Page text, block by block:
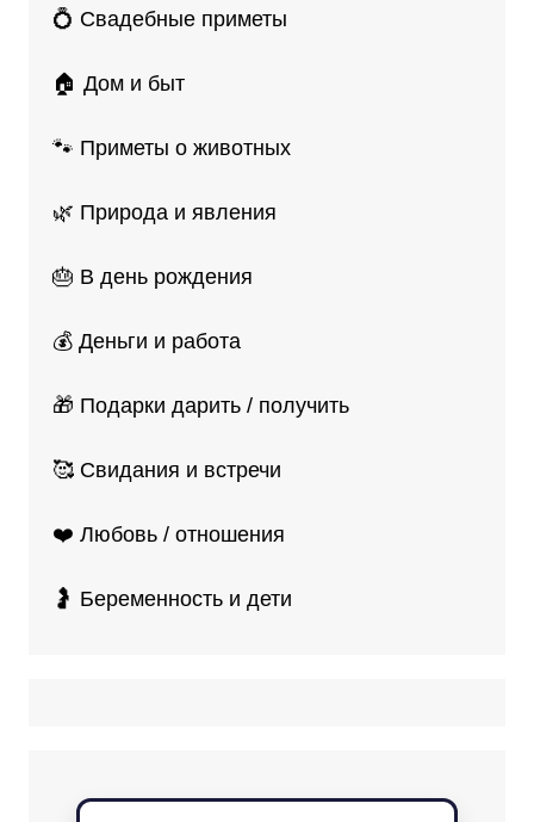
💍 Свадебные приметы
🏠 Дом и быт
🐾 Приметы о животных
🌿 Природа и явления
🎂 В день рождения
💰 Деньги и работа
🎁 Подарки дарить / получить
🥰 Свидания и встречи
❤️ Любовь / отношения
🤰 Беременность и дети